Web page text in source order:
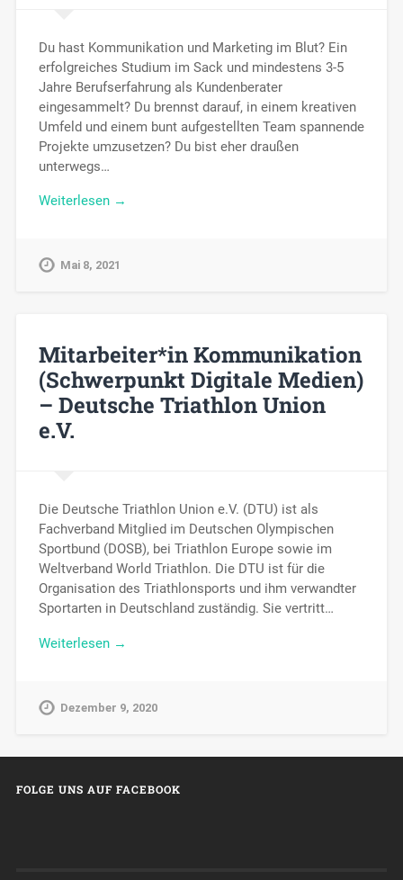
Du hast Kommunikation und Marketing im Blut? Ein
erfolgreiches Studium im Sack und mindestens 3-5
Jahre Berufserfahrung als Kundenberater
eingesammelt? Du brennst darauf, in einem kreativen
Umfeld und einem bunt aufgestellten Team spannende
Projekte umzusetzen? Du bist eher draußen
unterwegs…
Weiterlesen →
Mai 8, 2021
Mitarbeiter*in Kommunikation
(Schwerpunkt Digitale Medien)
– Deutsche Triathlon Union
e.V.
Die Deutsche Triathlon Union e.V. (DTU) ist als
Fachverband Mitglied im Deutschen Olympischen
Sportbund (DOSB), bei Triathlon Europe sowie im
Weltverband World Triathlon. Die DTU ist für die
Organisation des Triathlonsports und ihm verwandter
Sportarten in Deutschland zuständig. Sie vertritt…
Weiterlesen →
Dezember 9, 2020
FOLGE UNS AUF FACEBOOK